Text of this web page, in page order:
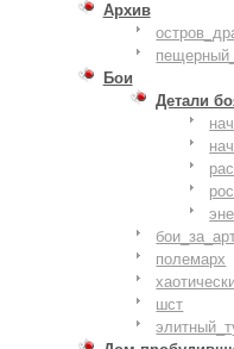
Архив
Бои
Детали
полемарх
шст